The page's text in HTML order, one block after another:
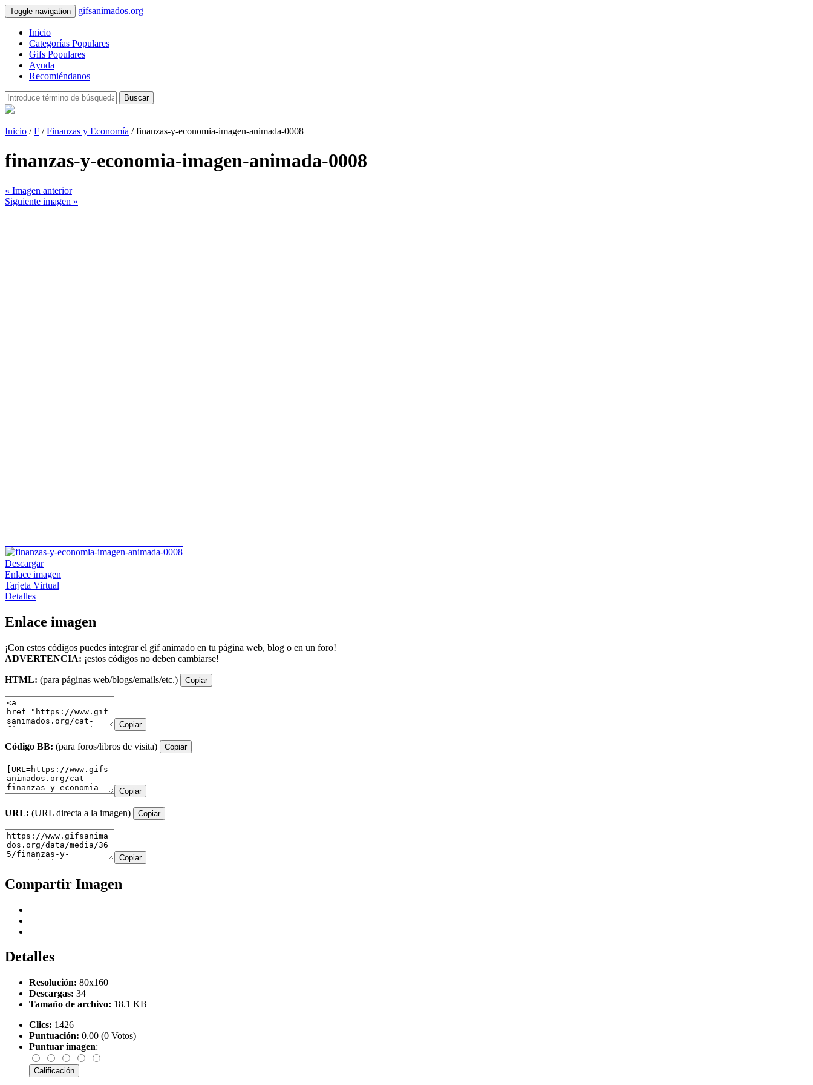
Toggle navigation gifsanimados.org
Inicio
Categorías Populares
Gifs Populares
Ayuda
Recomiéndanos
Buscar
Inicio /F /Finanzas y Economía / finanzas-y-economia-imagen-animada-0008
finanzas-y-economia-imagen-animada-0008
« Imagen anterior
Siguiente imagen »
Descargar
Enlace imagen
Tarjeta Virtual
Detalles
Enlace imagen
¡Con estos códigos puedes integrar el gif animado en tu página web, blog o en un foro!
ADVERTENCIA: ¡estos códigos no deben cambiarse!
HTML: (para páginas web/blogs/emails/etc.) Copiar
Copiar
Código BB: (para foros/libros de visita) Copiar
Copiar
URL: (URL directa a la imagen) Copiar
Copiar
Compartir Imagen
Detalles
Resolución: 80x160
Descargas: 34
Tamaño de archivo: 18.1 KB
Clics: 1426
Puntuación: 0.00 (0 Votos)
Puntuar imagen: